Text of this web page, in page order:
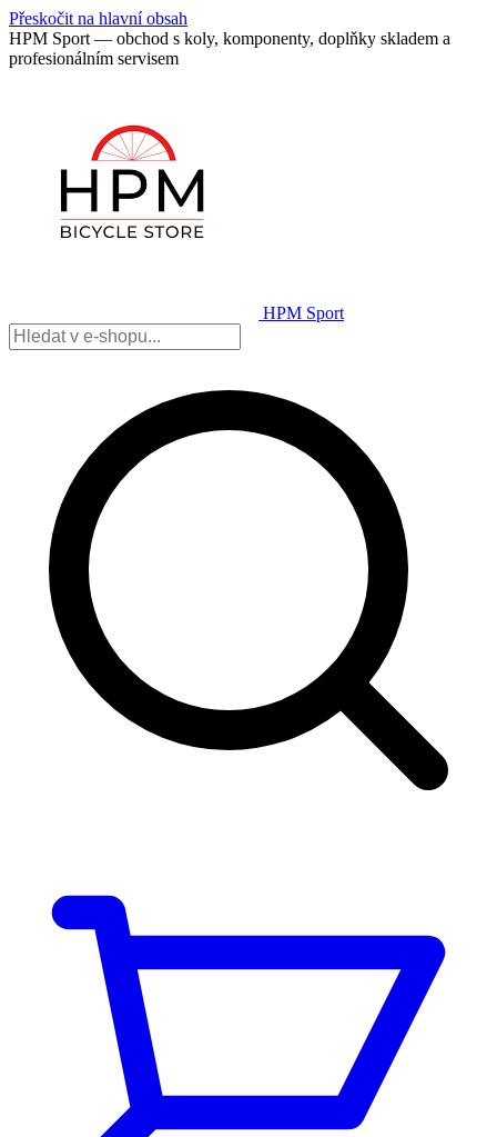
Přeskočit na hlavní obsah
HPM Sport — obchod s koly, komponenty, doplňky skladem a
profesionálním servisem
HPM Sport